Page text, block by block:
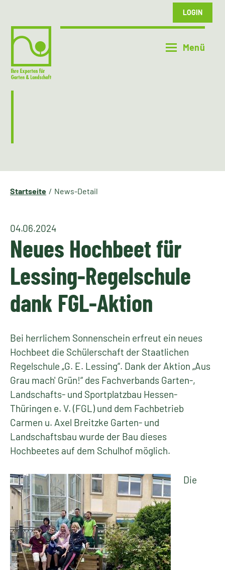
LOGIN
Startseite News-Detail
04.06.2024
Neues Hochbeet für
Lessing-Regelschule
dank FGL-Aktion
Bei herrlichem Sonnenschein erfreut ein neues
Hochbeet die Schülerschaft der Staatlichen
Regelschule „G. E. Lessing“. Dank der Aktion „Aus
Grau mach' Grün!“ des Fachverbands Garten-,
Landschafts- und Sportplatzbau Hessen-
Thüringen e. V. (FGL) und dem Fachbetrieb
Carmen u. Axel Breitzke Garten- und
Landschaftsbau wurde der Bau dieses
Hochbeetes auf dem Schulhof möglich.
Die